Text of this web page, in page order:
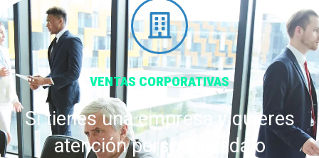
VENTAS CORPORATIVAS
Si tienes una empresa y quieres
atención personalizada o